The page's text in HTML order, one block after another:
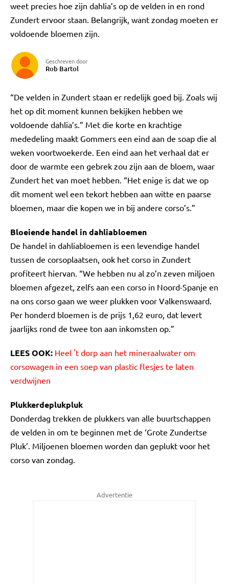
weet precies hoe zijn dahlia’s op de velden in en rond
Zundert ervoor staan. Belangrijk, want zondag moeten er
voldoende bloemen zijn.
Geschreven door
Rob Bartol
“De velden in Zundert staan er redelijk goed bij. Zoals wij
het op dit moment kunnen bekijken hebben we
voldoende dahlia’s.” Met die korte en krachtige
mededeling maakt Gommers een eind aan de soap die al
weken voortwoekerde. Een eind aan het verhaal dat er
door de warmte een gebrek zou zijn aan de bloem, waar
Zundert het van moet hebben. “Het enige is dat we op
dit moment wel een tekort hebben aan witte en paarse
bloemen, maar die kopen we in bij andere corso’s.”
Bloeiende handel in dahliabloemen
De handel in dahliabloemen is een levendige handel
tussen de corsoplaatsen, ook het corso in Zundert
profiteert hiervan. “We hebben nu al zo’n zeven miljoen
bloemen afgezet, zelfs aan een corso in Noord-Spanje en
na ons corso gaan we weer plukken voor Valkenswaard.
Per honderd bloemen is de prijs 1,62 euro, dat levert
jaarlijks rond de twee ton aan inkomsten op.”
LEES OOK: Heel 't dorp aan het mineraalwater om
corsowagen in een soep van plastic flesjes te laten
verdwijnen
Plukkerdeplukpluk
Donderdag trekken de plukkers van alle buurtschappen
de velden in om te beginnen met de ‘Grote Zundertse
Pluk’. Miljoenen bloemen worden dan geplukt voor het
corso van zondag.
Advertentie